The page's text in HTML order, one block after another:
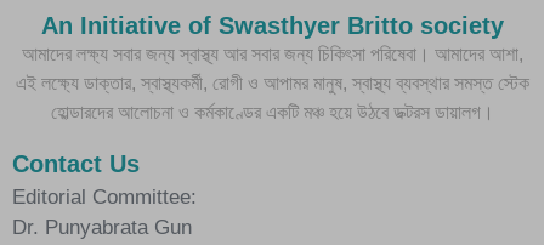
An Initiative of Swasthyer Britto society
আমাদের লক্ষ্য সবার জন্য স্বাস্থ্য আর সবার জন্য চিকিৎসা পরিষেবা। আমাদের আশা,
এই লক্ষ্যে ডাক্তার, স্বাস্থ্যকর্মী, রোগী ও আপামর মানুষ, স্বাস্থ্য ব্যবস্থার সমস্ত স্টেক
হোল্ডারদের আলোচনা ও কর্মকাণ্ডের একটি মঞ্চ হয়ে উঠবে ডক্টরস ডায়ালগ।
Contact Us
Editorial Committee:
Dr. Punyabrata Gun